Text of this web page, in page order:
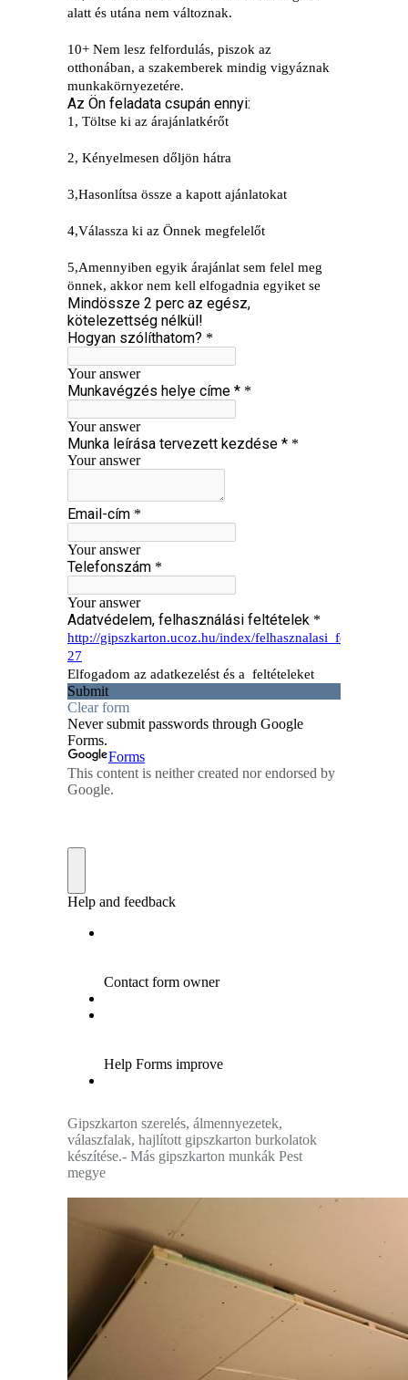
Gipszkarton szerelés, álmennyezetek,
válaszfalak, hajlított gipszkarton burkolatok
készítése.- Más gipszkarton munkák Pest
megye